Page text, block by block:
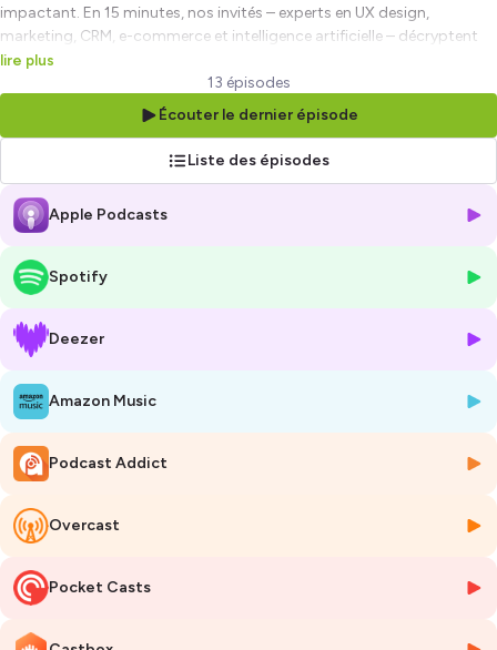
impactant. En 15 minutes, nos invités – experts en UX design,
marketing, CRM, e-commerce et intelligence artificielle – décryptent
les enjeux et innovations qui façonnent la relation client aujourd’hui.
Un podcast clair, accessible et inspirant, pour élargir vos perspectives
et mieux comprendre ces sujets essentiels.
Hébergé par Ausha. Visitez ausha.co/politique-de-confidentialite
lire plus
13 épisodes
Écouter le dernier épisode
Liste des épisodes
Apple Podcasts
Spotify
Deezer
Amazon Music
Podcast Addict
Overcast
Pocket Casts